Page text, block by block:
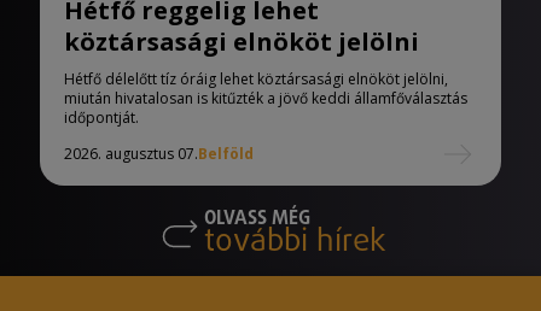
Hétfő reggelig lehet
köztársasági elnököt jelölni
Hétfő délelőtt tíz óráig lehet köztársasági elnököt jelölni,
miután hivatalosan is kitűzték a jövő keddi államfőválasztás
időpontját.
2026. augusztus 07.Belföld
OLVASS MÉG
további hírek